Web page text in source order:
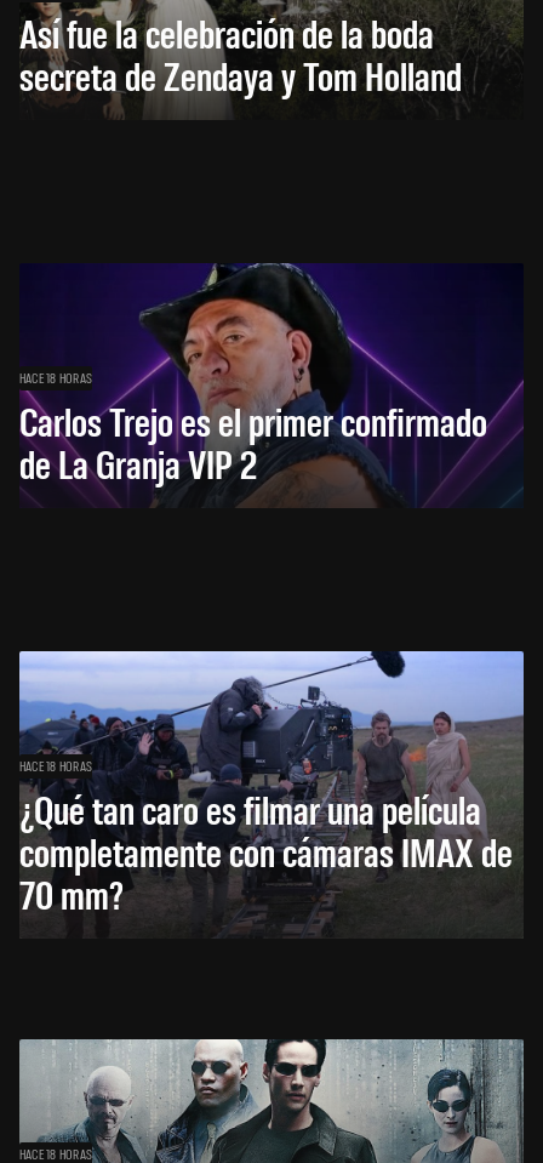
Así fue la celebración de la boda
secreta de Zendaya y Tom Holland
HACE 18 HORAS
Carlos Trejo es el primer confirmado
de La Granja VIP 2
HACE 18 HORAS
¿Qué tan caro es filmar una película
completamente con cámaras IMAX de
70 mm?
HACE 18 HORAS